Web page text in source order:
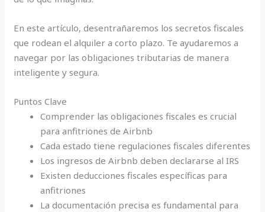
En este artículo, desentrañaremos los secretos fiscales
que rodean el alquiler a corto plazo. Te ayudaremos a
navegar por las obligaciones tributarias de manera
inteligente y segura.
Puntos Clave
Comprender las obligaciones fiscales es crucial
para anfitriones de Airbnb
Cada estado tiene regulaciones fiscales diferentes
Los ingresos de Airbnb deben declararse al IRS
Existen deducciones fiscales específicas para
anfitriones
La documentación precisa es fundamental para